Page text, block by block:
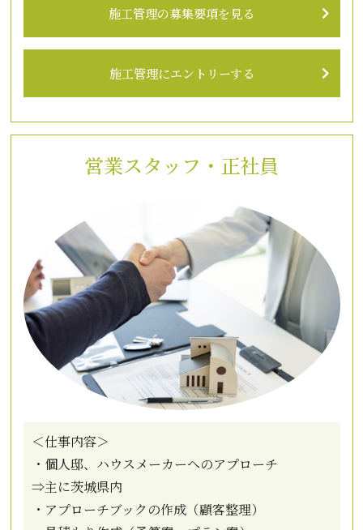
施工管理の募集要項を見る
施工管理にエントリーする
営業スタッフ・正社員
＜仕事内容＞
・個人邸、ハウスメーカーへのアプローチ
⇒主に茨城県内
・アプローチブックの作成（顧客整理）